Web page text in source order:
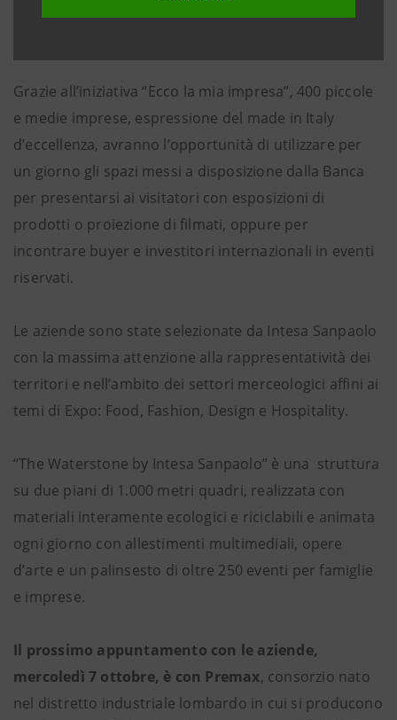
Grazie all’iniziativa “Ecco la mia impresa”, 400 piccole
e medie imprese, espressione del made in Italy
d’eccellenza, avranno l’opportunità di utilizzare per
un giorno gli spazi messi a disposizione dalla Banca
per presentarsi ai visitatori con esposizioni di
prodotti o proiezione di filmati, oppure per
incontrare buyer e investitori internazionali in eventi
riservati.
Le aziende sono state selezionate da Intesa Sanpaolo
con la massima attenzione alla rappresentatività dei
territori e nell’ambito dei settori merceologici affini ai
temi di Expo: Food, Fashion, Design e Hospitality.
“The Waterstone by Intesa Sanpaolo” è una struttura
su due piani di 1.000 metri quadri, realizzata con
materiali interamente ecologici e riciclabili e animata
ogni giorno con allestimenti multimediali, opere
d’arte e un palinsesto di oltre 250 eventi per famiglie
e imprese.
Il prossimo appuntamento con le aziende,
mercoledì 7 ottobre, è con Premax, consorzio nato
nel distretto industriale lombardo in cui si producono